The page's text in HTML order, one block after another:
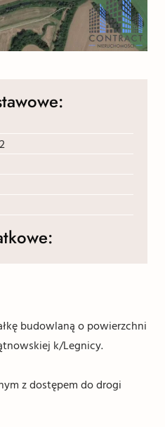
budowlaną o powierzchni
k/Legnicy.
z dostępem do drogi